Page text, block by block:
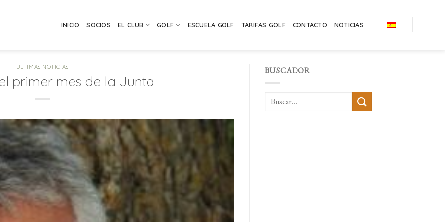
INICIO SOCIOS EL CLUB GOLF ESCUELA GOLF TARIFAS GOLF CONTACTO NOTICIAS
ÚLTIMAS NOTICIAS
primer mes de la Junta
BUSCADOR